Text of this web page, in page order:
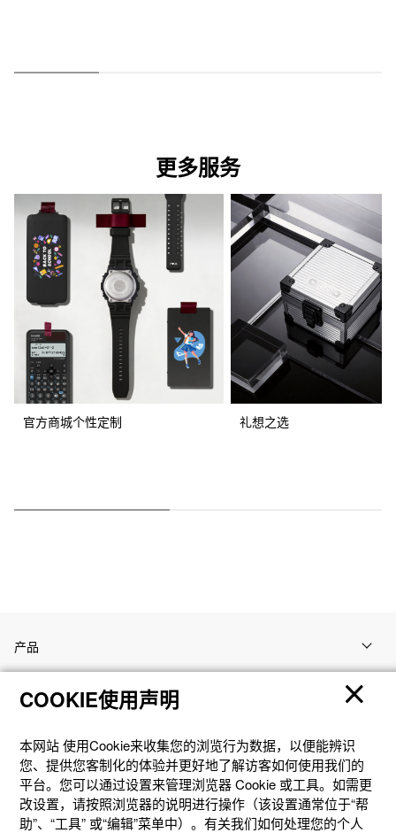
更多服务
官方商城个性定制 礼想之选
产品
客户支持
资讯
社交媒体
COOKIE使用声明
本网站 使⽤Cookie来收集您的浏览⾏为数据，以便能辨识
您、提供您客制化的体验并更好地了解访客如何使⽤我们的
平台。您可以通过设置来管理浏览器 Cookie 或⼯具。如需更
改设置，请按照浏览器的说明进⾏操作（该设置通常位于“帮
助”、“⼯具” 或“编辑”菜单中）。有关我们如何处理您的个⼈